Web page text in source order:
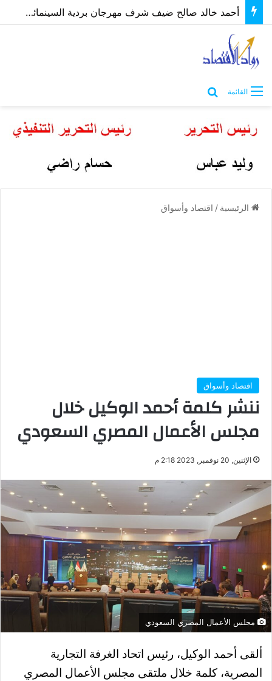
القائمة
الرئيسية / اقتصاد وأسواق
اقتصاد وأسواق
ننشر كلمة أحمد الوكيل خلال
مجلس الأعمال المصري السعودي
الإثنين, 20 نوفمبر, 2023 2:18 م
مجلس الأعمال المصري السعودي
ألقى أحمد الوكيل، رئيس اتحاد الغرفة التجارية
المصرية، كلمة خلال ملتقى مجلس الأعمال المصري